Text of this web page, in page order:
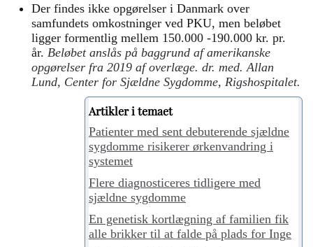
Der findes ikke opgørelser i Danmark over
samfundets omkostninger ved PKU, men beløbet
ligger formentlig mellem 150.000 -190.000 kr. pr.
år. Beløbet anslås på baggrund af amerikanske
opgørelser fra 2019 af overlæge. dr. med. Allan
Lund, Center for Sjældne Sygdomme, Rigshospitalet.
Artikler i temaet
Patienter med sent debuterende sjældne
sygdomme risikerer ørkenvandring i
systemet
Flere diagnosticeres tidligere med
sjældne sygdomme
En genetisk kortlægning af familien fik
alle brikker til at falde på plads for Inge